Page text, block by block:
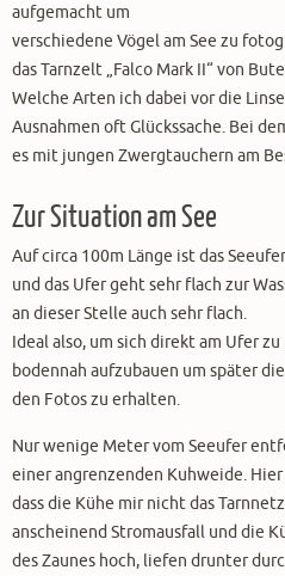
aufgemacht um
verschiedene Vögel am See zu
das Tarnzelt „Falco Mark II“ von
Welche Arten ich dabei vor die
Ausnahmen oft Glückssache. Bei
es mit jungen Zwergtauchern am
Zur Situation am See
Auf circa 100m Länge ist das
und das Ufer geht sehr flach zur
an dieser Stelle auch sehr flach.
Ideal also, um sich direkt am Ufer
bodennah aufzubauen um später
den Fotos zu erhalten.
Nur wenige Meter vom Seeufer
einer angrenzenden Kuhweide.
dass die Kühe mir nicht das
anscheinend Stromausfall und die
des Zaunes hoch, liefen drunter